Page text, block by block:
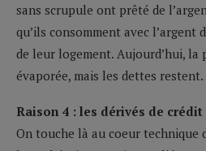
sans scrupule ont prêté de
qu’ils consomment avec
de leur logement. Aujourd’hui, la
évaporée, mais les dettes restent.
Raison 4 : les dérivés de
On touche là au coeur technique